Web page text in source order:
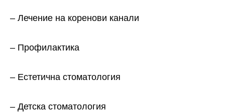
– Лечение на коренови канали
– Профилактика
– Естетична стоматология
– Детска стоматология